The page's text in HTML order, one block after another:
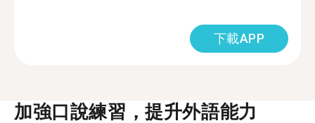
下載APP
加強口說練習，提升外語能力